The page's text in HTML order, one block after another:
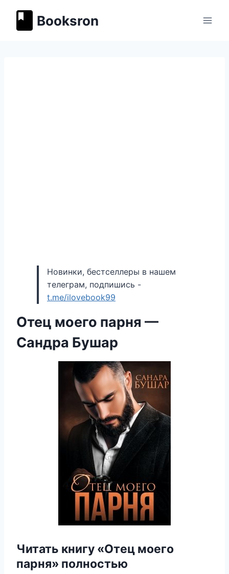
содержимому
Booksron
Новинки, бестселлеры в нашем
телеграм, подпишись -
t.me/ilovebook99
Отец моего парня —
Сандра Бушар
Читать книгу «Отец моего
парня» полностью